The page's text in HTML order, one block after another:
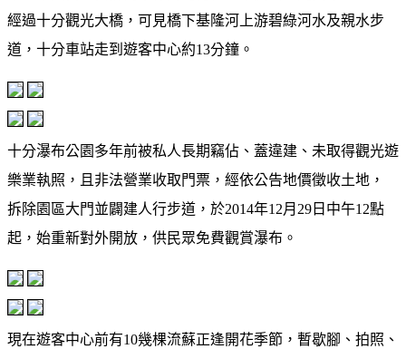
經過十分觀光大橋，可見橋下基隆河上游碧綠河水及親水步
道，十分車站走到遊客中心約13分鐘。
十分瀑布公園多年前被私人長期竊佔、蓋違建、未取得觀光遊
樂業執照，且非法營業收取門票，經依公告地價徵收土地，
拆除園區大門並闢建人行步道，於2014年12月29日中午12點
起，始重新對外開放，供民眾免費觀賞瀑布。
現在遊客中心前有10幾棵流蘇正逢開花季節，暫歇腳、拍照、